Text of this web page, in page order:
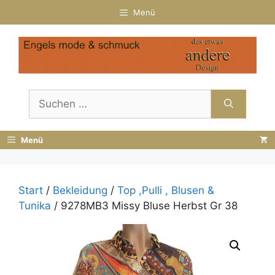
Inhalt
springen
Menü
nach:
Menü
Start / Bekleidung / Top ,Pulli , Blusen &
Tunika / 9278MB3 Missy Bluse Herbst Gr 38